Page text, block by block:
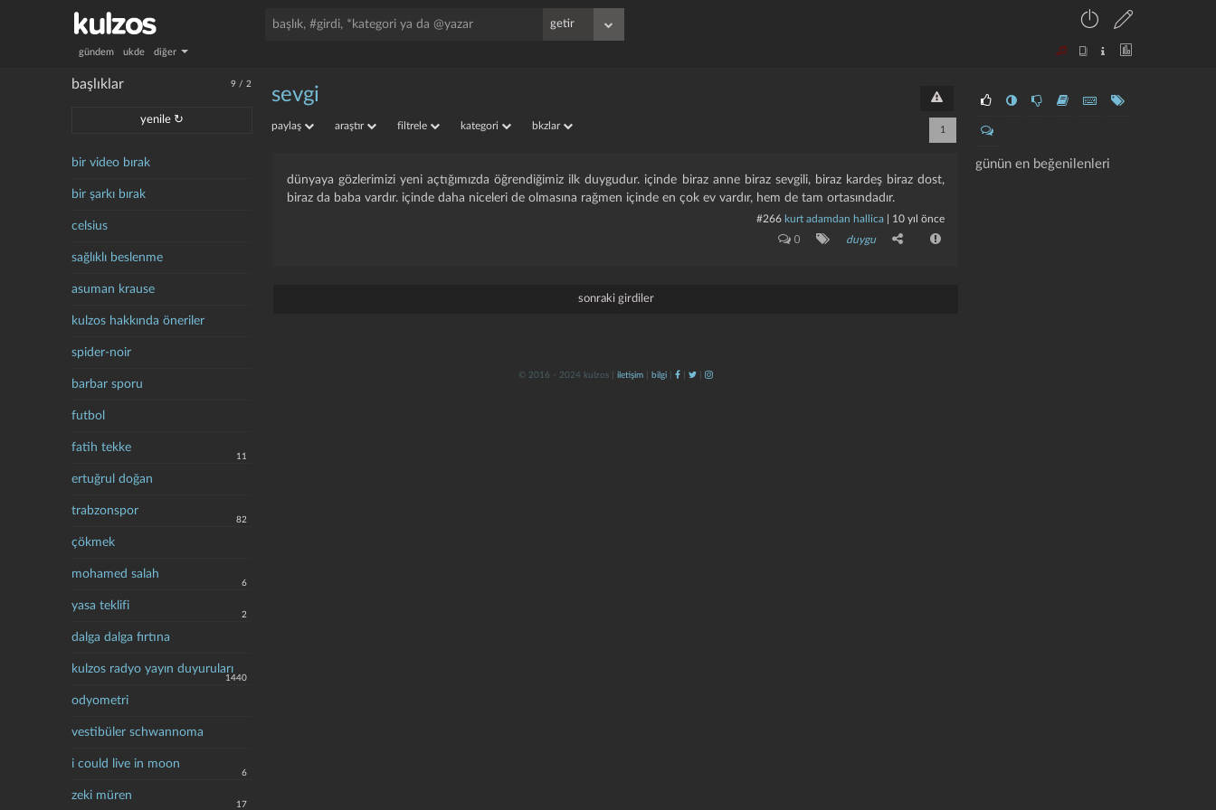
gündem ukde diğer
9 /2
başlıklar
yenile ↻
bir video bırak
bir şarkı bırak
celsius
sağlıklı beslenme
asuman krause
kulzos hakkında öneriler
spider-noir
barbar sporu
futbol
fatih tekke
11
ertuğrul doğan
trabzonspor
82
çökmek
mohamed salah
6
yasa teklifi
2
dalga dalga fırtına
kulzos radyo yayın duyuruları
1440
odyometri
vestibüler schwannoma
i could live in moon
6
zeki müren
17
günün en beğenilenleri
sevgi
paylaş araştır filtrele kategori bkzlar 1
dünyaya gözlerimizi yeni açtığımızda öğrendiğimiz ilk duygudur. içinde biraz anne biraz sevgili, biraz kardeş biraz dost,
biraz da baba vardır. içinde daha niceleri de olmasına rağmen içinde en çok ev vardır, hem de tam ortasındadır.
#266 kurt adamdan hallica| 10 yıl önce
0 duygu
sonraki girdiler
© 2016 - 2024 kulzos | iletişim bilgi